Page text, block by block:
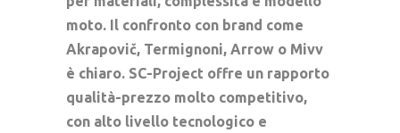
moto. Il confronto con brand come
Akrapovič, Termignoni, Arrow o Mivv
è chiaro. SC-Project offre un rapporto
qualità-prezzo molto competitivo,
con alto livello tecnologico e